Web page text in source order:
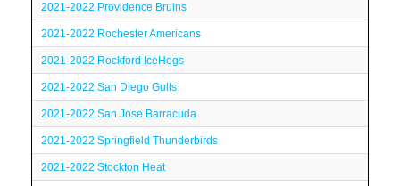
2021-2022 Providence Bruins
2021-2022 Rochester Americans
2021-2022 Rockford IceHogs
2021-2022 San Diego Gulls
2021-2022 San Jose Barracuda
2021-2022 Springfield Thunderbirds
2021-2022 Stockton Heat